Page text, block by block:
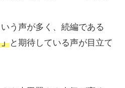
いう声が多く、続編である
と期待している声が目立て